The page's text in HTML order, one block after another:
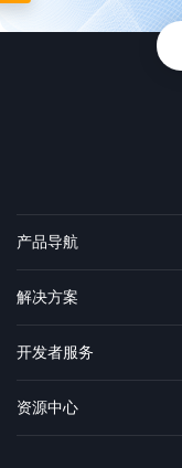
产品导航
解决方案
开发者服务
资源中心